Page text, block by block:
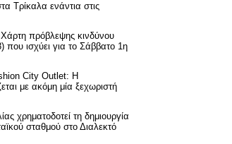
Τρίκαλα ενάντια στις
πρόβλεψης κινδύνου
που ισχύει για το Σάββατο 1η
City Outlet: Η
με ακόμη μία ξεχωριστή
χρηματοδοτεί τη δημιουργία
σταθμού στο Διαλεκτό